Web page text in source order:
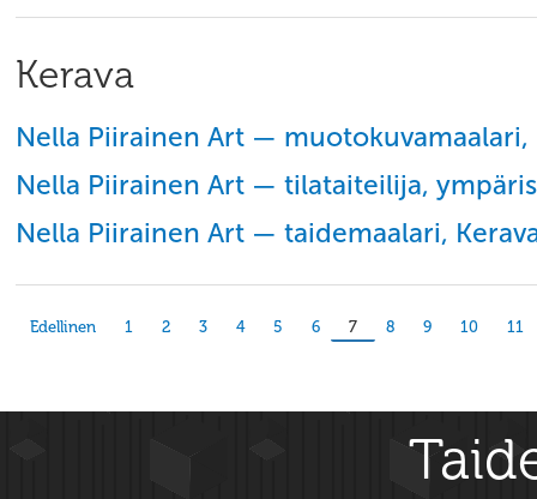
Kerava
Nella Piirainen Art — muotokuvamaalari,
Nella Piirainen Art — tilataiteilija,
Nella Piirainen Art — taidemaalari,
Edellinen 1 2 3 4 5 6 7 8 9 10 11